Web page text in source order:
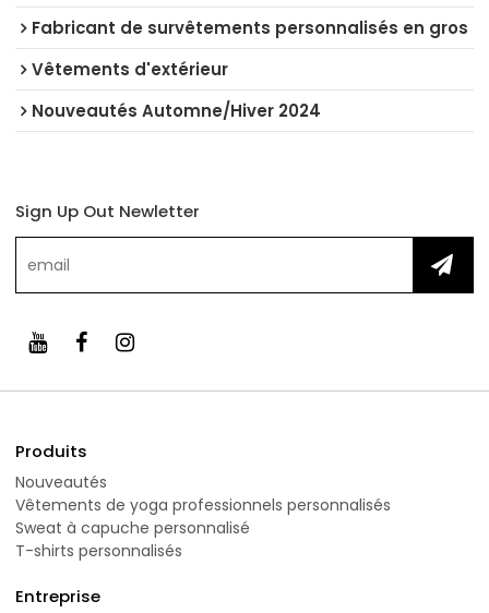
Fabricant de survêtements personnalisés en gros
Vêtements d'extérieur
Nouveautés Automne/Hiver 2024
Sign Up Out Newletter
Produits
Nouveautés
Vêtements de yoga professionnels personnalisés
Sweat à capuche personnalisé
T-shirts personnalisés
Entreprise